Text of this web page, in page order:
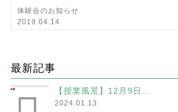
体験会のお知らせ
2019.04.14
最新記事
【授業風景】12月9日...
2024.01.13